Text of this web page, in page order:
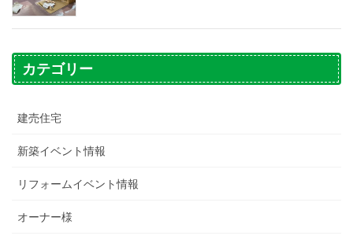
カテゴリー
建売住宅
新築イベント情報
リフォームイベント情報
オーナー様